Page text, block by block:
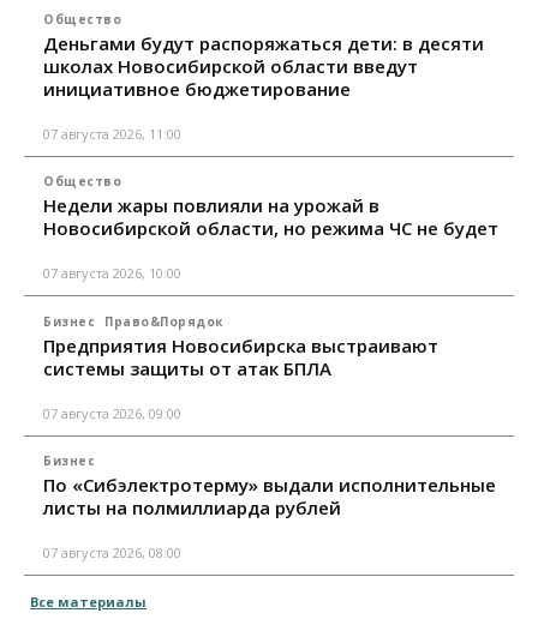
Общество
Деньгами будут распоряжаться дети: в десяти
школах Новосибирской области введут
инициативное бюджетирование
07 августа 2026, 11:00
Общество
Недели жары повлияли на урожай в
Новосибирской области, но режима ЧС не будет
07 августа 2026, 10:00
Бизнес Право&Порядок
Предприятия Новосибирска выстраивают
системы защиты от атак БПЛА
07 августа 2026, 09:00
Бизнес
По «Сибэлектротерму» выдали исполнительные
листы на полмиллиарда рублей
07 августа 2026, 08:00
Все материалы